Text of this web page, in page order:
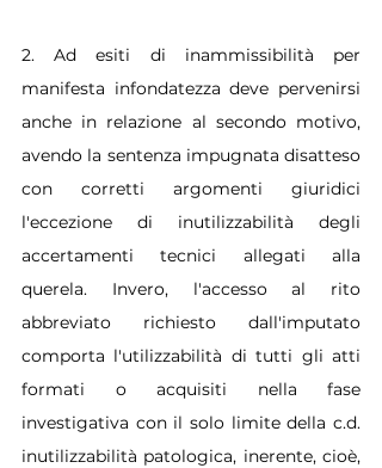
2. Ad esiti di inammissibilità per
manifesta infondatezza deve pervenirsi
anche in relazione al secondo motivo,
avendo la sentenza impugnata disatteso
con corretti argomenti giuridici
l'eccezione di inutilizzabilità degli
accertamenti tecnici allegati alla
querela. Invero, l'accesso al rito
abbreviato richiesto dall'imputato
comporta l'utilizzabilità di tutti gli atti
formati o acquisiti nella fase
investigativa con il solo limite della c.d.
inutilizzabilità patologica, inerente, cioè,